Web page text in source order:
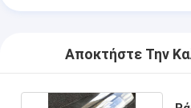
Αποκτήστε Την